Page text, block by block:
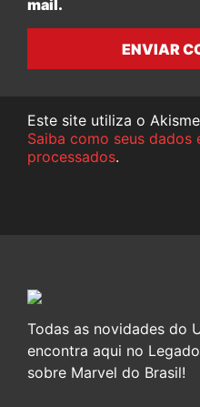
mail.
ENVIAR
Este site utiliza o
Saiba como seus dados
processados.
Todas as novidades do
encontra aqui no
sobre Marvel do Brasil!